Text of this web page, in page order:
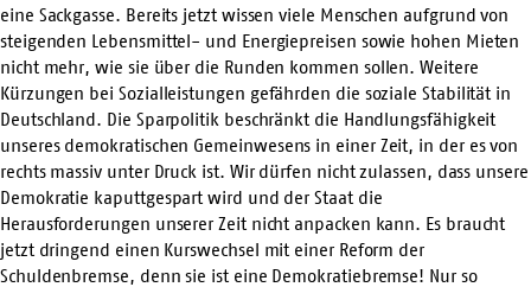
eine Sackgasse. Bereits jetzt wissen viele Menschen aufgrund von
steigenden Lebensmittel- und Energiepreisen sowie hohen Mieten
nicht mehr, wie sie über die Runden kommen sollen. Weitere
Kürzungen bei Sozialleistungen gefährden die soziale Stabilität in
Deutschland. Die Sparpolitik beschränkt die Handlungsfähigkeit
unseres demokratischen Gemeinwesens in einer Zeit, in der es von
rechts massiv unter Druck ist. Wir dürfen nicht zulassen, dass unsere
Demokratie kaputtgespart wird und der Staat die
Herausforderungen unserer Zeit nicht anpacken kann. Es braucht
jetzt dringend einen Kurswechsel mit einer Reform der
Schuldenbremse, denn sie ist eine Demokratiebremse! Nur so